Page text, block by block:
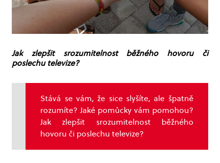
Jak zlepšit srozumitelnost běžného hovoru či
poslechu televize?
Stává se vám, že sice slyšíte, ale špatně
rozumíte? Jaké pomůcky vám pomohou?
Jak zlepšit srozumitelnost běžného
hovoru či poslechu televize?